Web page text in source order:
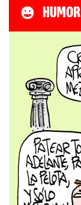
HUMOR